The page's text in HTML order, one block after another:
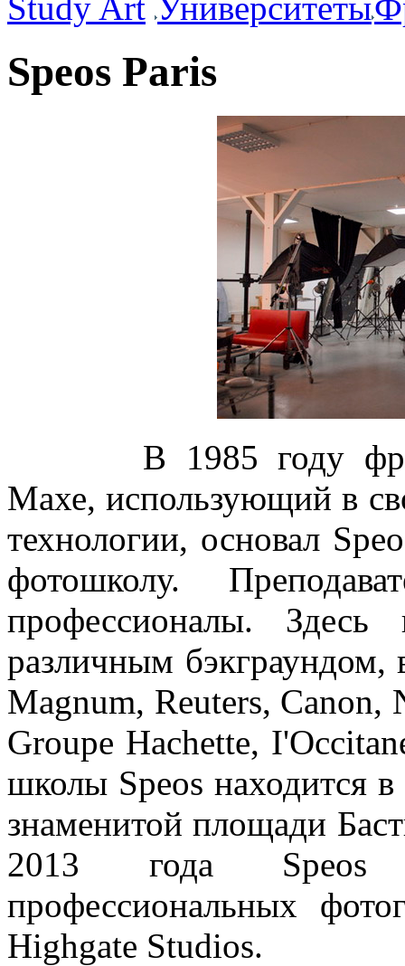
Speos Paris
В 1985 году
Махе, использующий в
технологии, основал
фотошколу.
профессионалы.
различным бэкграундом,
Magnum, Reuters,
Groupe Hachette,
школы Speos находится
знаменитой площади
2013 года Speos
профессиональных
Highgate Studios.